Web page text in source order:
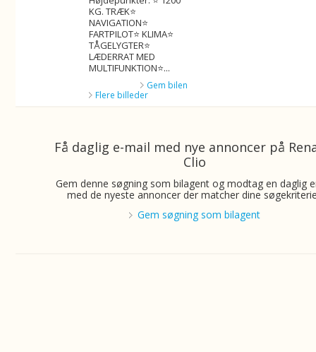
KG. TRÆK⭐
NAVIGATION⭐
FARTPILOT⭐ KLIMA⭐
TÅGELYGTER⭐
LÆDERRAT MED
MULTIFUNKTION⭐...
Gem bilen
Flere billeder
Få daglig e-mail med nye annoncer på
Clio
Gem denne søgning som bilagent og modtag en daglig
med de nyeste annoncer der matcher dine
Gem søgning som bilagent